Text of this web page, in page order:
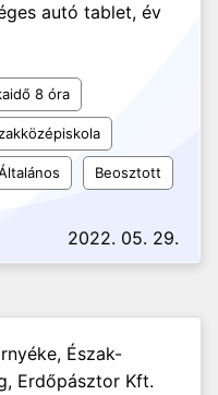
autó tablet, év
8 óra
Beosztott
2022. 05. 29.
Észak-
Erdőpásztor Kft.